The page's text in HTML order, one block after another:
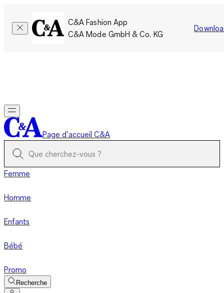
C&A Fashion App
C&A Mode GmbH & Co. KG
Page d’accueil C&A
Femme
Homme
Enfants
Bébé
Promo
Recherche